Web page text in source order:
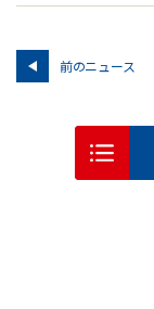
前のニュース